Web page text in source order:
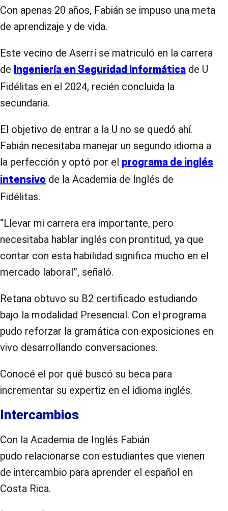
Con apenas 20 años, Fabián se impuso una meta
de aprendizaje y de vida.
Este vecino de Aserrí se matriculó en la carrera
de Ingeniería en Seguridad Informática de U
Fidélitas en el 2024, recién concluida la
secundaria.
El objetivo de entrar a la U no se quedó ahí.
Fabián necesitaba manejar un segundo idioma a
la perfección y optó por el programa de inglés
intensivo de la Academia de Inglés de
Fidélitas.
“Llevar mi carrera era importante, pero
necesitaba hablar inglés con prontitud, ya que
contar con esta habilidad significa mucho en el
mercado laboral”, señaló.
Retana obtuvo su B2 certificado estudiando
bajo la modalidad Presencial. Con el programa
pudo reforzar la gramática con exposiciones en
vivo desarrollando conversaciones.
Conocé el por qué buscó su beca para
incrementar su expertiz en el idioma inglés.
Intercambios
Con la Academia de Inglés Fabián
pudo relacionarse con estudiantes que vienen
de intercambio para aprender el español en
Costa Rica.